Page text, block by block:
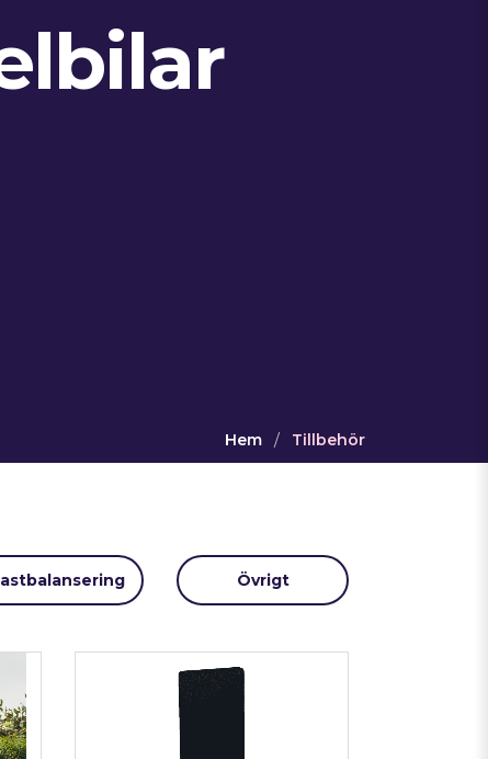
Hem / Tillbehör
Övrigt